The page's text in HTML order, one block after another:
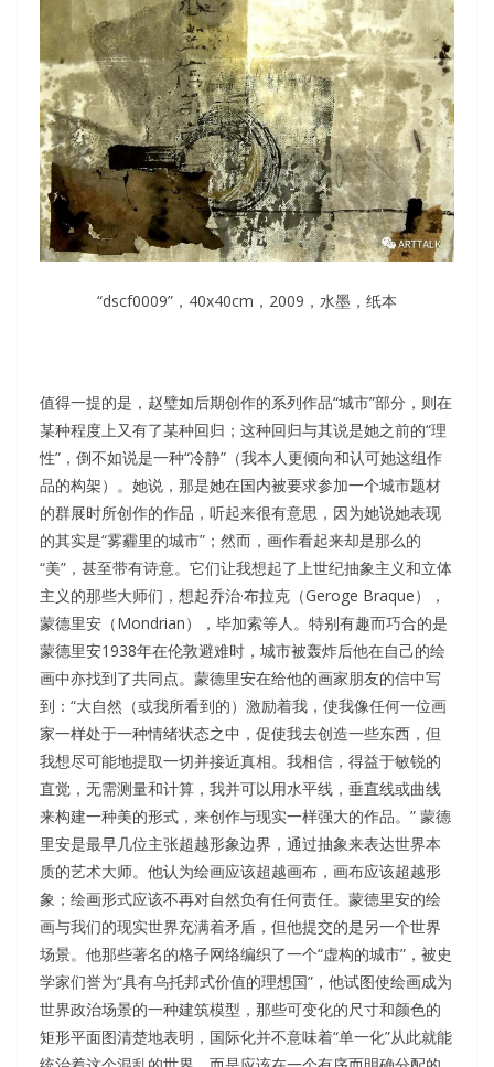
“dscf0009”，40x40cm，2009，水墨，纸本
值得一提的是，赵璧如后期创作的系列作品“城市”部分，则在
某种程度上又有了某种回归；这种回归与其说是她之前的“理
性”，倒不如说是一种“冷静”（我本人更倾向和认可她这组作
品的构架）。她说，那是她在国内被要求参加一个城市题材
的群展时所创作的作品，听起来很有意思，因为她说她表现
的其实是“雾霾里的城市”；然而，画作看起来却是那么的
“美”，甚至带有诗意。它们让我想起了上世纪抽象主义和立体
主义的那些大师们，想起乔治·布拉克（Geroge Braque），
蒙德里安（Mondrian），毕加索等人。特别有趣而巧合的是
蒙德里安1938年在伦敦避难时，城市被轰炸后他在自己的绘
画中亦找到了共同点。蒙德里安在给他的画家朋友的信中写
到：“大自然（或我所看到的）激励着我，使我像任何一位画
家一样处于一种情绪状态之中，促使我去创造一些东西，但
我想尽可能地提取一切并接近真相。我相信，得益于敏锐的
直觉，无需测量和计算，我并可以用水平线，垂直线或曲线
来构建一种美的形式，来创作与现实一样强大的作品。” 蒙德
里安是最早几位主张超越形象边界，通过抽象来表达世界本
质的艺术大师。他认为绘画应该超越画布，画布应该超越形
象；绘画形式应该不再对自然负有任何责任。蒙德里安的绘
画与我们的现实世界充满着矛盾，但他提交的是另一个世界
场景。他那些著名的格子网络编织了一个“虚构的城市”，被史
学家们誉为“具有乌托邦式价值的理想国”，他试图使绘画成为
世界政治场景的一种建筑模型，那些可变化的尺寸和颜色的
矩形平面图清楚地表明，国际化并不意味着“单一化”从此就能